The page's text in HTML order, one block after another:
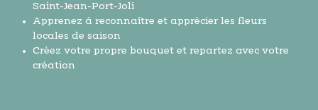
Saint-Jean-Port-Joli
Apprenez à reconnaître et apprécier les fleurs
locales de saison
Créez votre propre bouquet et repartez avec votre
création